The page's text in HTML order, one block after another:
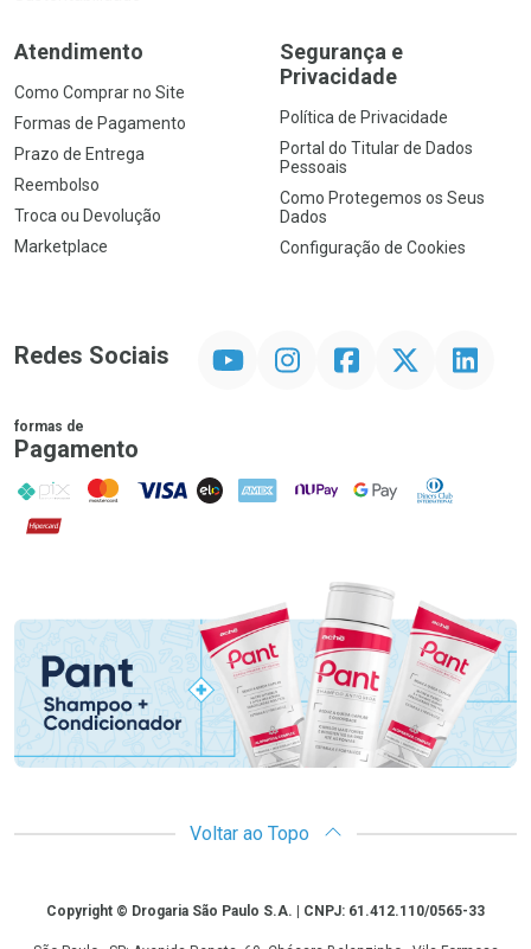
Atendimento
Como Comprar no Site
Formas de Pagamento
Prazo de Entrega
Reembolso
Troca ou Devolução
Marketplace
Segurança e
Privacidade
Política de Privacidade
Portal do Titular de Dados
Pessoais
Como Protegemos os Seus
Dados
Configuração de Cookies
Redes Sociais InstagramFacebookTwitter Linkedin
formas de
Pagamento
PIX MasterCard
VISA ELO AMEX NuPay Google PayDiners Club
Hipercard
Promoção em Destaque
Voltar ao Topo
CopyrightCopyright © Drogaria São Paulo S.A. | CNPJ: 61.412.110/0565-33